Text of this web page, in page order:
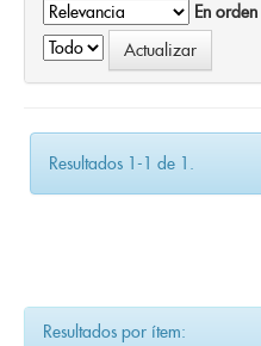
En orden
Resultados 1-1 de 1.
Resultados por ítem: